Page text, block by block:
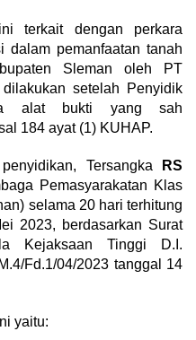
ini terkait dengan perkara
dalam pemanfaatan tanah
Sleman oleh PT
setelah Penyidik
alat bukti yang sah
184 ayat (1) KUHAP.
Tersangka
RS
Pemasyarakatan Klas
selama 20 hari terhitung
2023, berdasarkan Surat
Kejaksaan Tinggi D.I.
Fd.1/04/2023 tanggal 14
yaitu: